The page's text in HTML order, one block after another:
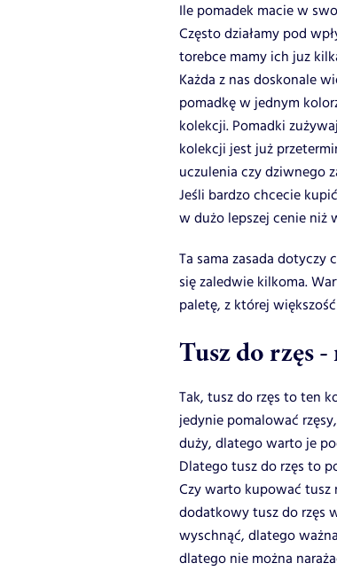
Ile pomadek macie w
Często działamy pod
torebce mamy ich juz
Każda z nas doskonale
pomadkę w jednym
kolekcji. Pomadki
kolekcji jest już
uczulenia czy dziwnego
Jeśli bardzo chcecie
w dużo lepszej cenie niż
Ta sama zasada
się zaledwie kilkoma.
paletę, z której
Tusz do rzęs
Tak, tusz do rzęs to ten
jedynie pomalować
duży, dlatego warto je
Dlatego tusz do rzęs to
Czy warto kupować tusz
dodatkowy tusz do rzęs
wyschnąć, dlatego
dlatego nie można